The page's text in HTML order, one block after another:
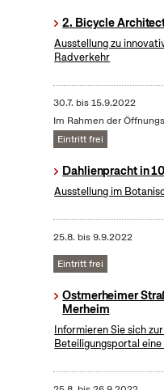
2. Bicycle
Ausstellung zu
Radverkehr
30.7. bis15.9.2022
Im Rahmen der
Eintritt frei
Dahlienpracht in
Ausstellung im
25.8. bis9.9.2022
Eintritt frei
Ostmerheimer
Merheim
Informieren Sie sich
Beteiligungsportal